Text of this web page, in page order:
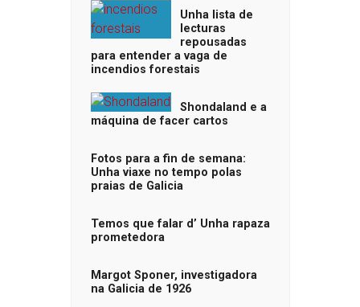
Unha lista de
lecturas
repousadas
para entender a vaga de
incendios forestais
Shondaland e a
máquina de facer cartos
Fotos para a fin de semana:
Unha viaxe no tempo polas
praias de Galicia
Temos que falar d’ Unha rapaza
prometedora
Margot Sponer, investigadora
na Galicia de 1926